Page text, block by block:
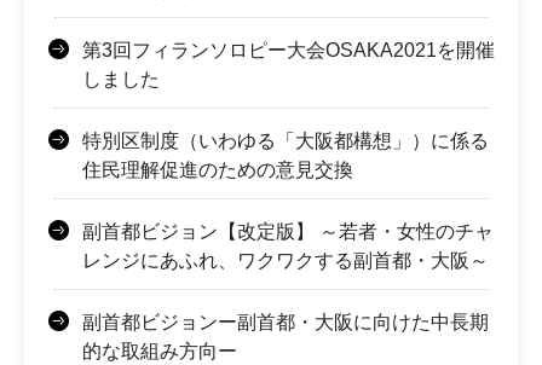
第3回フィランソロピー大会OSAKA2021を開催
しました
特別区制度（いわゆる「大阪都構想」）に係る
住民理解促進のための意見交換
副首都ビジョン【改定版】 ～若者・女性のチャ
レンジにあふれ、ワクワクする副首都・大阪～
副首都ビジョンー副首都・大阪に向けた中長期
的な取組み方向ー